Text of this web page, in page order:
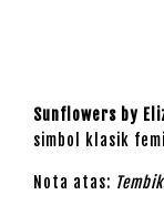
Sunflowers by
simbol klasik
Nota atas: